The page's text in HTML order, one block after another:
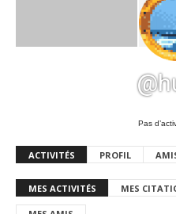
Pas
ACTIVITÉS PROFIL
MES ACTIVITÉS MES